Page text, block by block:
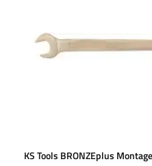
KS Tools BRONZEplus